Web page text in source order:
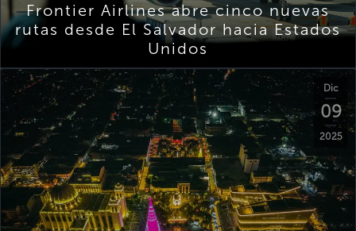
Frontier Airlines abre cinco nuevas
rutas desde El Salvador hacia Estados
Unidos
Dic
09
2025